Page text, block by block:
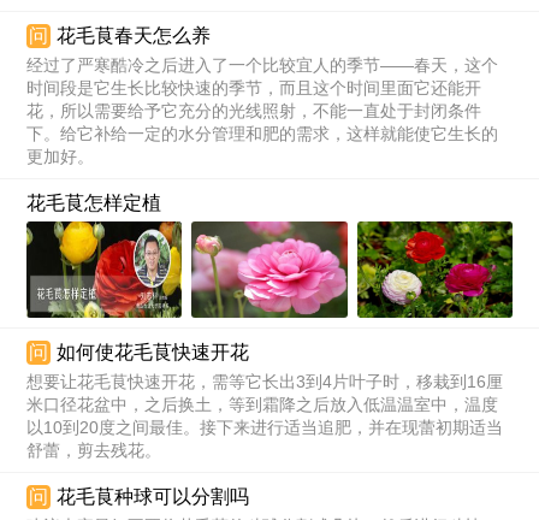
问 花毛茛春天怎么养
经过了严寒酷冷之后进入了一个比较宜人的季节——春天，这个
时间段是它生长比较快速的季节，而且这个时间里面它还能开
花，所以需要给予它充分的光线照射，不能一直处于封闭条件
下。给它补给一定的水分管理和肥的需求，这样就能使它生长的
更加好。
花毛茛怎样定植
问 如何使花毛茛快速开花
想要让花毛茛快速开花，需等它长出3到4片叶子时，移栽到16厘
米口径花盆中，之后换土，等到霜降之后放入低温温室中，温度
以10到20度之间最佳。接下来进行适当追肥，并在现蕾初期适当
舒蕾，剪去残花。
问 花毛茛种球可以分割吗